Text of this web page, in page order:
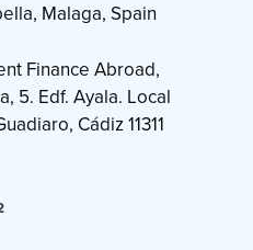
Malaga, Spain
Finance Abroad,
5. Edf. Ayala. Local
Cádiz 11311